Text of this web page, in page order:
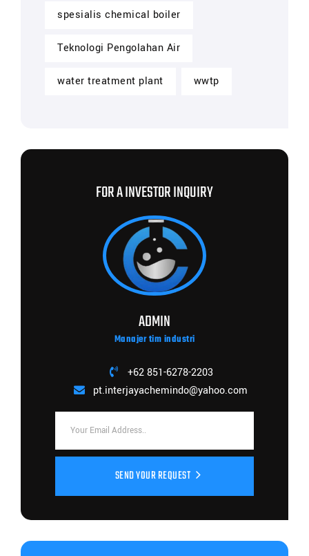
spesialis chemical boiler
Teknologi Pengolahan Air
water treatment plant wwtp
FOR A INVESTOR INQUIRY
ADMIN
Manajer tim industri
+62 851-6278-2203
pt.interjayachemindo@yahoo.com
SEND YOUR REQUEST